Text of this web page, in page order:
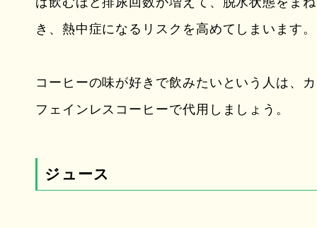
き、熱中症になるリスクを高めてしまいます。
コーヒーの味が好きで飲みたいという人は、カ
フェインレスコーヒーで代用しましょう。
ジュース